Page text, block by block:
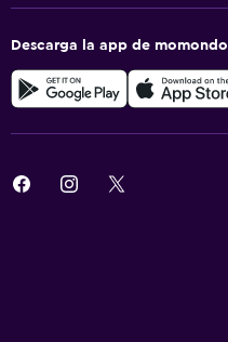
Descarga la app de momondo